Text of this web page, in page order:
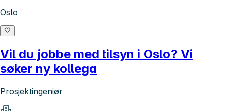
Oslo
Vil du jobbe med tilsyn i Oslo? Vi
søker ny kollega
Prosjektingeniør